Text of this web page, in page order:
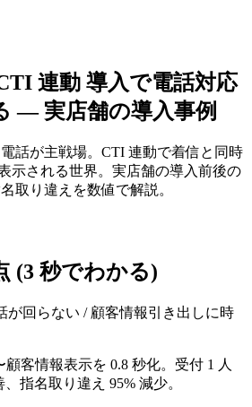
連動 導入で電話対応
— 実店舗の導入事例
話が主戦場。CTI 連動で着信と同時
示される世界。実店舗の導入前後の
取り違えを数値で解説。
(3 秒でわかる)
が回らない / 顧客情報引き出しに時
客情報表示を 0.8 秒化。受付 1 人
指名取り違え 95% 減少。